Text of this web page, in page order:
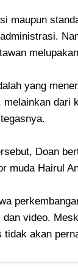
maupun
yang
dari
Doan
muda Hairul
video.
akan